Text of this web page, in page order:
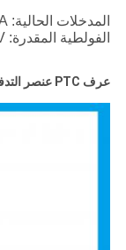
المدخلات الحالية: 2A إلى 30A
الفولطية المقدرة: 24V إلى 240V
عرف PTC عنصر التدفئة سخان الهواء مع تموج لمكيفات الهواء المركزية